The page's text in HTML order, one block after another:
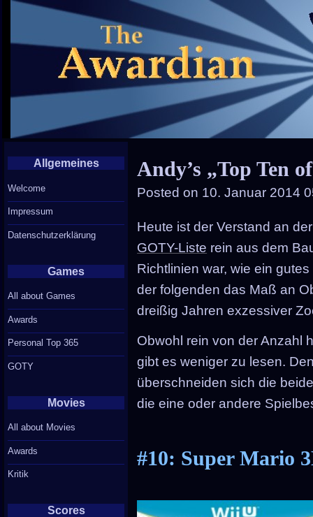
Andy’s „Top Ten
Posted on 10. Januar 2014
Heute ist der Verstand an
GOTY-Liste rein aus dem
Richtlinien war, wie ein
der folgenden das Maß an
dreißig Jahren exzessiver
Obwohl rein von der Anzahl
gibt es weniger zu lesen.
überschneiden sich die
die eine oder andere
#10: Super Mario
Allgemeines
Welcome
Impressum
Datenschutzerklärung
Games
All about Games
Awards
Personal Top 365
GOTY
Movies
All about Movies
Awards
Kritik
Scores